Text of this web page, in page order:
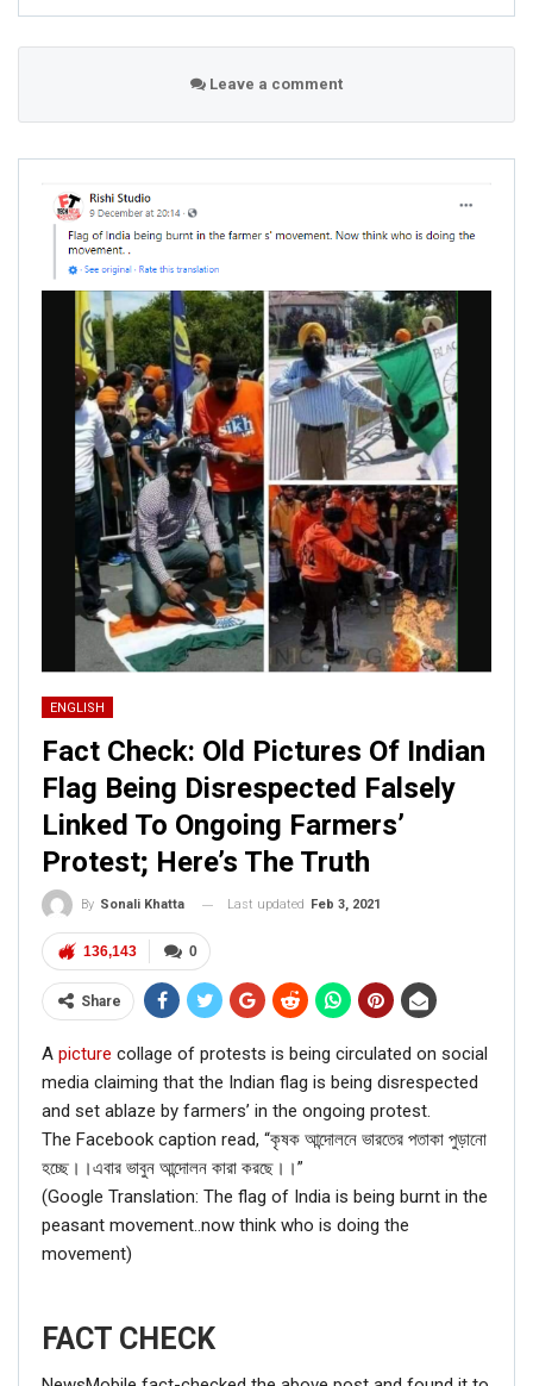
Leave a comment
ENGLISH
Fact Check: Old Pictures Of Indian
Flag Being Disrespected Falsely
Linked To Ongoing Farmers’
Protest; Here’s The Truth
By Sonali Khatta Last updated Feb 3, 2021
0
136,143
Share
A picture collage of protests is being circulated on social
media claiming that the Indian flag is being disrespected
and set ablaze by farmers’ in the ongoing protest.
The Facebook caption read, “কৃষক আন্দোলনে ভারতের পতাকা পুড়ানো
হচ্ছে।।এবার ভাবুন আন্দোলন কারা করছে।।”
(Google Translation: The flag of India is being burnt in the
peasant movement..now think who is doing the
movement)
FACT CHECK